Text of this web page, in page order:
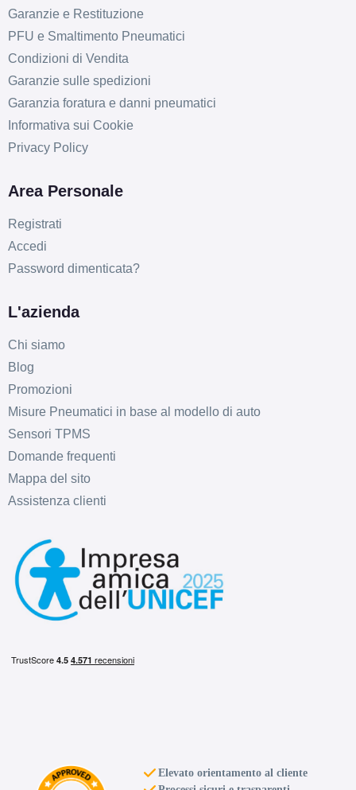
E
C
C
Garanzie e Restituzione
PFU e Smaltimento Pneumatici
Condizioni di Vendita
Garanzie sulle spedizioni
Garanzia foratura e danni pneumatici
Informativa sui Cookie
Privacy Policy
Area Personale
Registrati
Accedi
Password dimenticata?
L'azienda
Chi siamo
Blog
Promozioni
Misure Pneumatici in base al modello di auto
Sensori TPMS
Domande frequenti
Mappa del sito
Assistenza clienti
Elevato orientamento al cliente